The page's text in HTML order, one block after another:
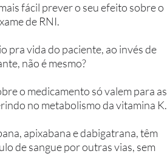
fácil prever o seu efeito sobre o
de RNI.
pra vida do paciente, ao invés de
não é mesmo?
o medicamento só valem para as
no metabolismo da vitamina K.
apixabana e dabigatrana, têm
de sangue por outras vias, sem